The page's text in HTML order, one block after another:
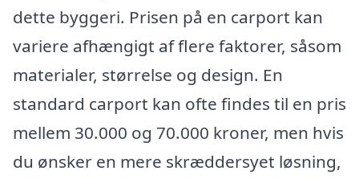
dette byggeri. Prisen på en carport kan
variere afhængigt af flere faktorer, såsom
materialer, størrelse og design. En
standard carport kan ofte findes til en pris
mellem 30.000 og 70.000 kroner, men hvis
du ønsker en mere skræddersyet løsning,